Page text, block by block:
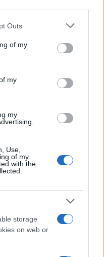
one or more Google
You may click to
its third-party tags to
in below Google
Outs
of my
my
my
Use,
of my
with the
storage
on web or
Πόσο κοστίζει
Ύδρα, Σπέτσες,